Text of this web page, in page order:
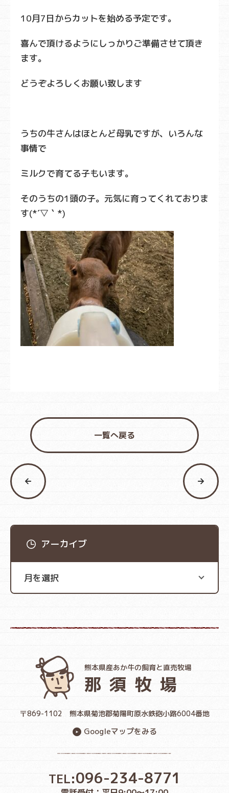
10月7日からカットを始める予定です。
喜んで頂けるようにしっかりご準備させて頂き
ます。
どうぞよろしくお願い致します
うちの牛さんはほとんど母乳ですが、いろんな
事情で
ミルクで育てる子もいます。
そのうちの1頭の子。元気に育ってくれておりま
す(*´▽｀*)
一覧へ戻る
アーカイブ
熊本県産あか牛の飼育と直売牧場
那須牧場
〒869-1102 熊本県菊池郡菊陽町原水鉄砲小路6004番地
Googleマップをみる
TEL:096-234-8771